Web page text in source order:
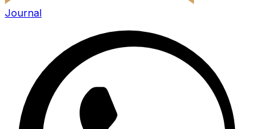
Journal